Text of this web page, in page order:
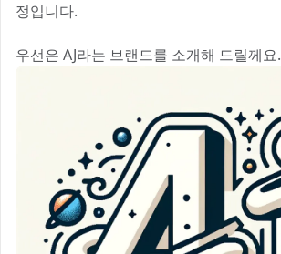
정입니다.
우선은 AJ라는 브랜드를 소개해 드릴께요.